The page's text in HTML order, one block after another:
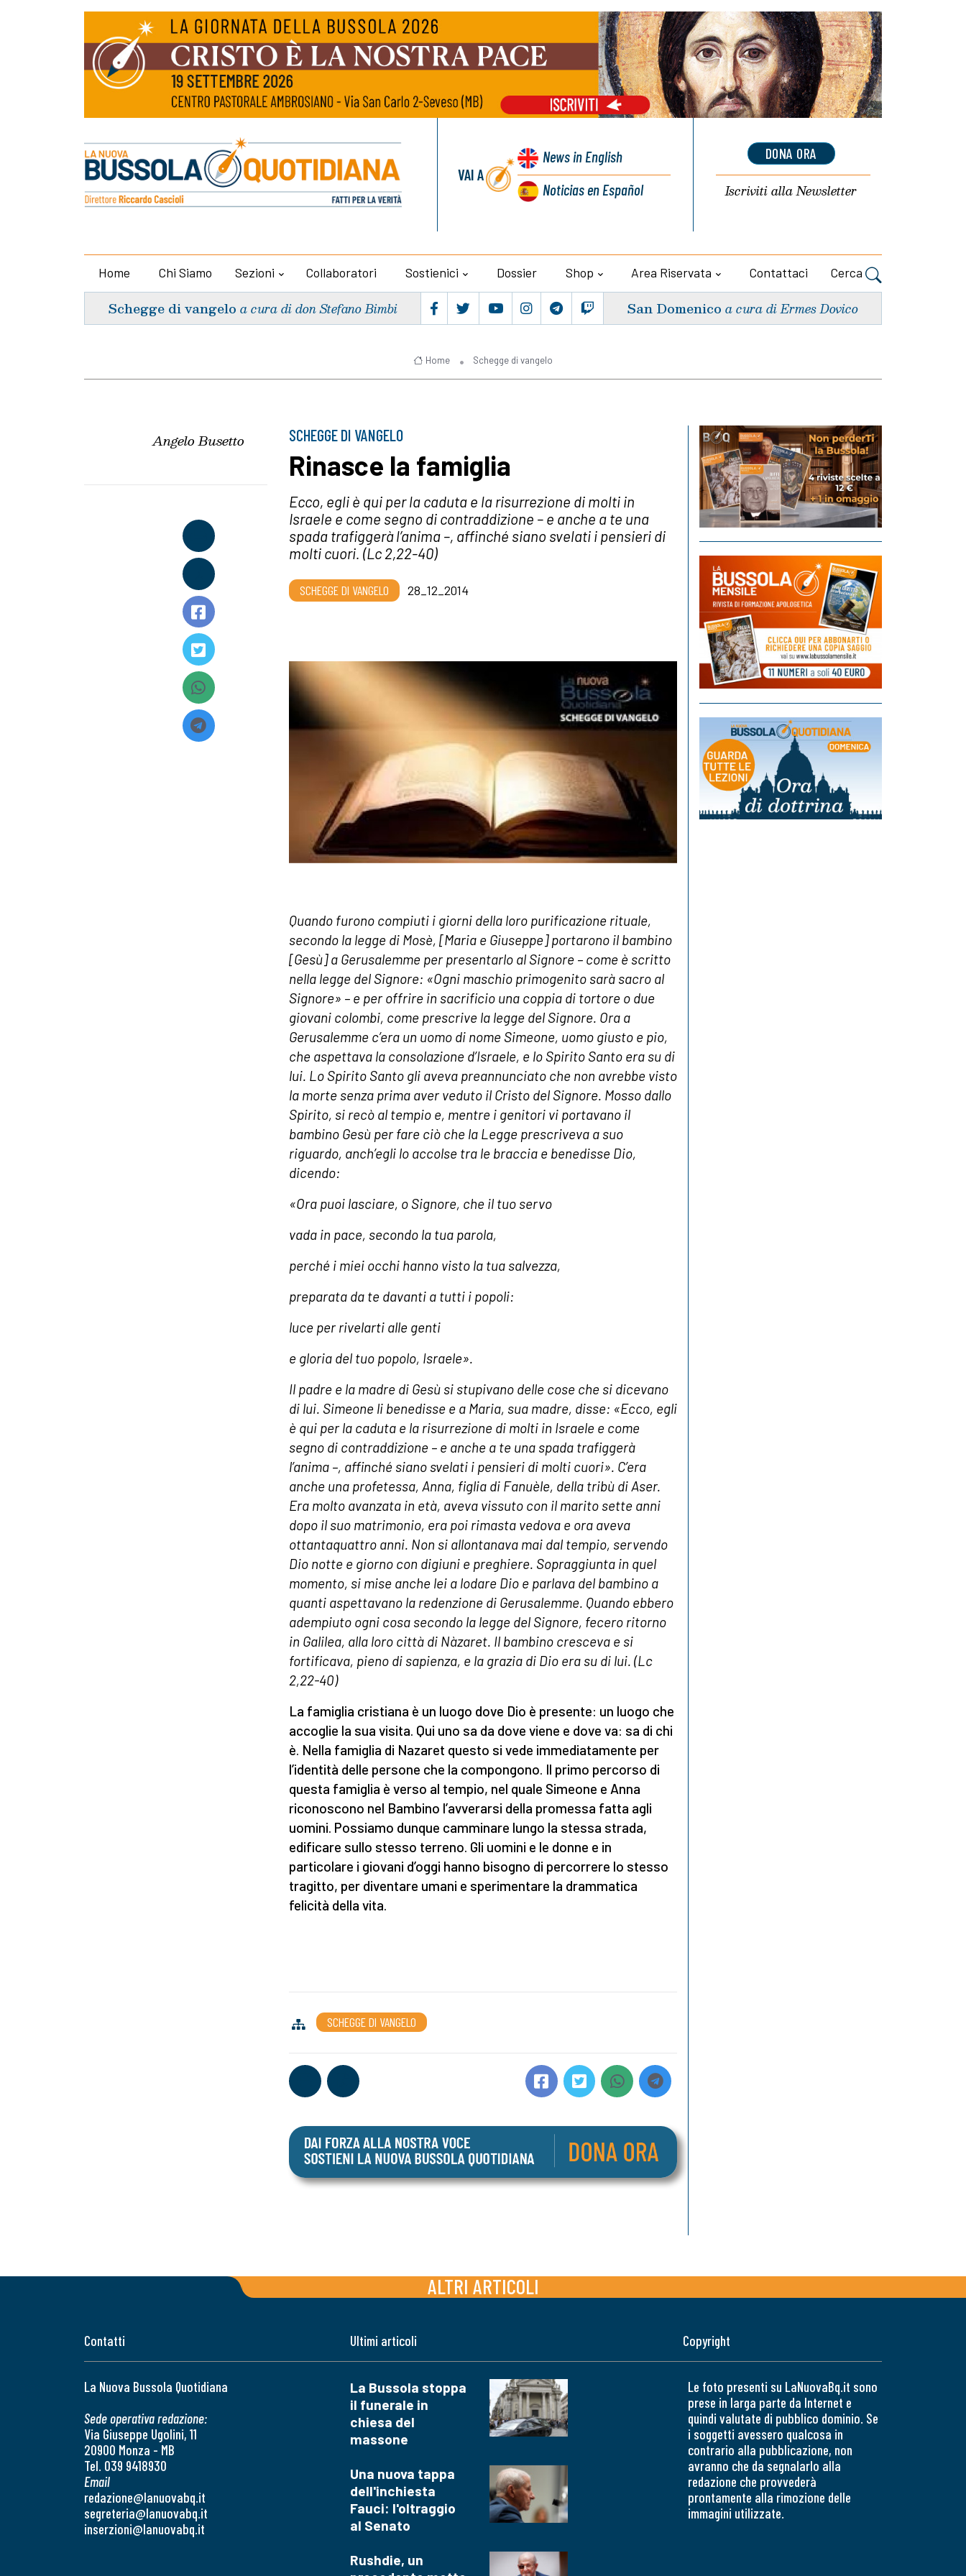
VAI A
Newsin English
Noticiasen Español
DONA ORA
Iscriviti allaNewsletter
Home Chi Siamo Sezioni Collaboratori Sostienici Dossier Shop Area Riservata Contattaci Cerca
Schegge di vangelo a cura di don Stefano Bimbi San Domenico a cura di Ermes Dovico
Home Schegge di vangelo
Angelo Busetto SCHEGGE DI VANGELO
Rinasce la famiglia
Ecco, egli è qui per la caduta e la risurrezione di molti in
Israele e come segno di contraddizione – e anche a te una
spada trafiggerà l’anima –, affinché siano svelati i pensieri di
molti cuori. (Lc 2,22-40)
SCHEGGE DI VANGELO 28_12_2014
Quando furono compiuti i giorni della loro purificazione rituale,
secondo la legge di Mosè, [Maria e Giuseppe] portarono il bambino
[Gesù] a Gerusalemme per presentarlo al Signore – come è scritto
nella legge del Signore: «Ogni maschio primogenito sarà sacro al
Signore» – e per offrire in sacrificio una coppia di tortore o due
giovani colombi, come prescrive la legge del Signore. Ora a
Gerusalemme c’era un uomo di nome Simeone, uomo giusto e pio,
che aspettava la consolazione d’Israele, e lo Spirito Santo era su di
lui. Lo Spirito Santo gli aveva preannunciato che non avrebbe visto
la morte senza prima aver veduto il Cristo del Signore. Mosso dallo
Spirito, si recò al tempio e, mentre i genitori vi portavano il
bambino Gesù per fare ciò che la Legge prescriveva a suo
riguardo, anch’egli lo accolse tra le braccia e benedisse Dio,
dicendo:
«Ora puoi lasciare, o Signore, che il tuo servo
vada in pace, secondo la tua parola,
perché i miei occhi hanno visto la tua salvezza,
preparata da te davanti a tutti i popoli:
luce per rivelarti alle genti
e gloria del tuo popolo, Israele».
Il padre e la madre di Gesù si stupivano delle cose che si dicevano
di lui. Simeone li benedisse e a Maria, sua madre, disse: «Ecco, egli
è qui per la caduta e la risurrezione di molti in Israele e come
segno di contraddizione – e anche a te una spada trafiggerà
l’anima –, affinché siano svelati i pensieri di molti cuori». C’era
anche una profetessa, Anna, figlia di Fanuèle, della tribù di Aser.
Era molto avanzata in età, aveva vissuto con il marito sette anni
dopo il suo matrimonio, era poi rimasta vedova e ora aveva
ottantaquattro anni. Non si allontanava mai dal tempio, servendo
Dio notte e giorno con digiuni e preghiere. Sopraggiunta in quel
momento, si mise anche lei a lodare Dio e parlava del bambino a
quanti aspettavano la redenzione di Gerusalemme. Quando ebbero
adempiuto ogni cosa secondo la legge del Signore, fecero ritorno
in Galilea, alla loro città di Nàzaret. Il bambino cresceva e si
fortificava, pieno di sapienza, e la grazia di Dio era su di lui. (Lc
2,22-40)
La famiglia cristiana è un luogo dove Dio è presente: un luogo che
accoglie la sua visita. Qui uno sa da dove viene e dove va: sa di chi
è. Nella famiglia di Nazaret questo si vede immediatamente per
l’identità delle persone che la compongono. Il primo percorso di
questa famiglia è verso al tempio, nel quale Simeone e Anna
riconoscono nel Bambino l’avverarsi della promessa fatta agli
uomini. Possiamo dunque camminare lungo la stessa strada,
edificare sullo stesso terreno. Gli uomini e le donne e in
particolare i giovani d’oggi hanno bisogno di percorrere lo stesso
tragitto, per diventare umani e sperimentare la drammatica
felicità della vita.
SCHEGGE DI VANGELO
ALTRI ARTICOLI
Contatti
La Nuova Bussola Quotidiana
Sede operativa redazione:
Via Giuseppe Ugolini, 11
20900 Monza - MB
Tel. 039 9418930
Email
redazione@lanuovabq.it
segreteria@lanuovabq.it
inserzioni@lanuovabq.it
Ultimi articoli
La Bussola stoppa
il funerale in
chiesa del
massone
Una nuova tappa
dell'inchiesta
Fauci: l'oltraggio
al Senato
Rushdie, un
Copyright
Le foto presenti su LaNuovaBq.it sono
prese in larga parte da Internet e
quindi valutate di pubblico dominio. Se
i soggetti avessero qualcosa in
contrario alla pubblicazione, non
avranno che da segnalarlo alla
redazione che provvederà
prontamente alla rimozione delle
immagini utilizzate.